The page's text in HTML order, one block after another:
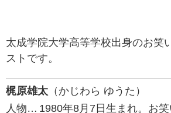
太成学院大学高等学校出身のお笑
ストです。
梶原雄太 （かじわら ゆうた）
人物… 1980年8月7日生まれ。お